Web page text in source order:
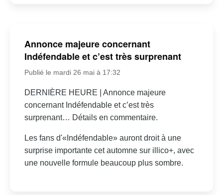
Annonce majeure concernant
Indéfendable et c’est très surprenant
Publié le mardi 26 mai à 17:32
DERNIÈRE HEURE | Annonce majeure
concernant Indéfendable et c’est très
surprenant… Détails en commentaire.
Les fans d'«Indéfendable» auront droit à une
surprise importante cet automne sur illico+, avec
une nouvelle formule beaucoup plus sombre.